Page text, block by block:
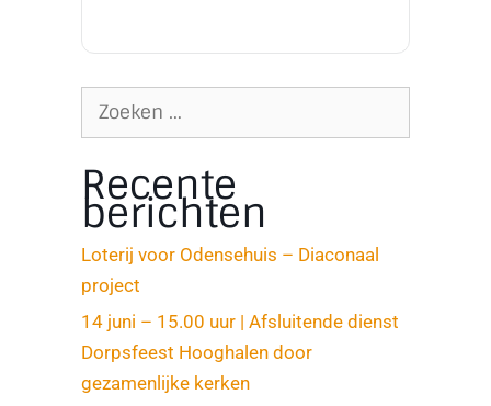
Recente
berichten
Loterij voor Odensehuis – Diaconaal
project
14 juni – 15.00 uur | Afsluitende dienst
Dorpsfeest Hooghalen door
gezamenlijke kerken